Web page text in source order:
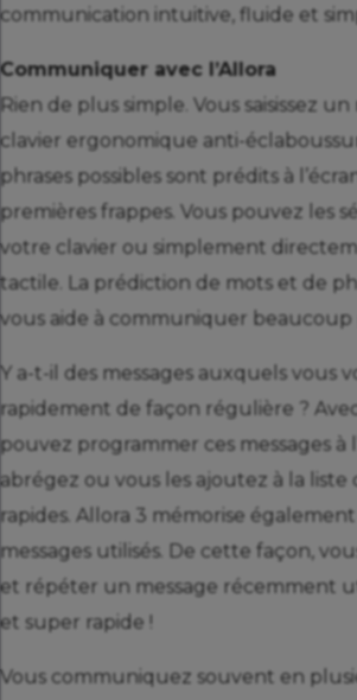
communication intuitive, fluide et
Communiquer avec l’Allora
Rien de plus simple. Vous saisissez un
clavier ergonomique anti-
phrases possibles sont prédits à
premières frappes. Vous pouvez les
votre clavier ou simplement
tactile. La prédiction de mots et de
vous aide à communiquer beaucoup
Y a-t-il des messages auxquels vous
rapidement de façon régulière ? Avec
pouvez programmer ces messages à
abrégez ou vous les ajoutez à la liste
rapides. Allora 3 mémorise
messages utilisés. De cette façon,
et répéter un message récemment
et super rapide !
Vous communiquez souvent en